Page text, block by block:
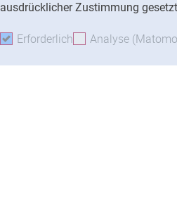
ausdrücklicher Zustimmung
Erforderlich Erforderliche
Analyse